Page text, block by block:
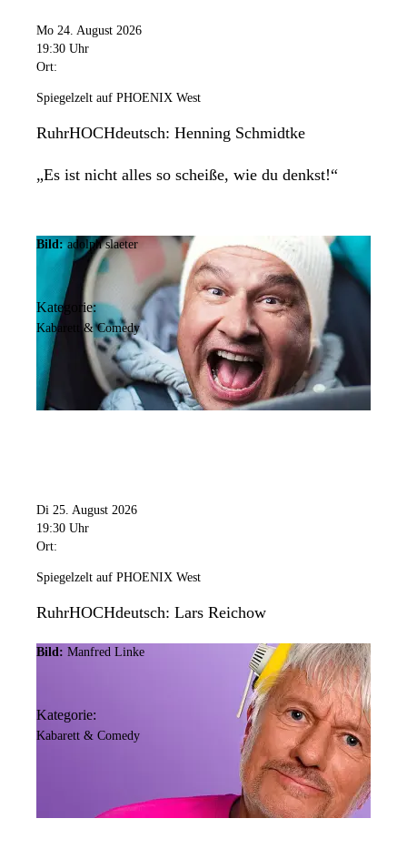
Mo 24. August 2026
19:30 Uhr
Ort:
Spiegelzelt auf PHOENIX West
RuhrHOCHdeutsch: Henning Schmidtke
„Es ist nicht alles so scheiße, wie du denkst!“
Bild: adolph slaeter
Kategorie:
Kabarett & Comedy
Di 25. August 2026
19:30 Uhr
Ort:
Spiegelzelt auf PHOENIX West
RuhrHOCHdeutsch: Lars Reichow
Bild: Manfred Linke
Kategorie:
Kabarett & Comedy